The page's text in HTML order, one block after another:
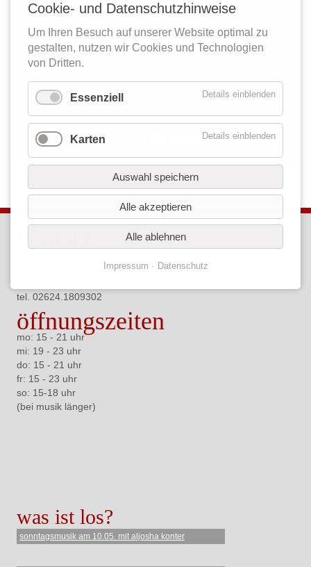
tel. 02624. 1809302
öffnungszeiten
mo: 15 - 21 uhr
mi: 19 - 23 uhr
do: 15 - 21 uhr
fr: 15 - 23 uhr
so: 15-18 uhr
(bei musik länger)
was ist los?
sonntagsmusik am 10.05. mit aljosha konter
Cookie- und Datenschutzhinweise
Um Ihren Besuch auf unserer Website optimal zu
gestalten, nutzen wir Cookies und Technologien
von Dritten.
Essenziell Details einblenden
Karten Details einblenden
Auswahl speichern
Alle akzeptieren
Alle ablehnen
Impressum Datenschutz